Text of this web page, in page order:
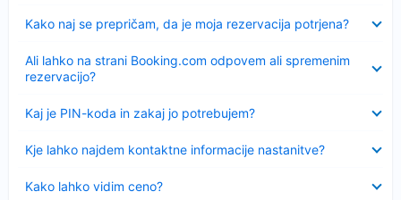
Kako naj se prepričam, da je moja rezervacija potrjena?
Ali lahko na strani Booking.com odpovem ali spremenim
rezervacijo?
Kaj je PIN-koda in zakaj jo potrebujem?
Kje lahko najdem kontaktne informacije nastanitve?
Kako lahko vidim ceno?